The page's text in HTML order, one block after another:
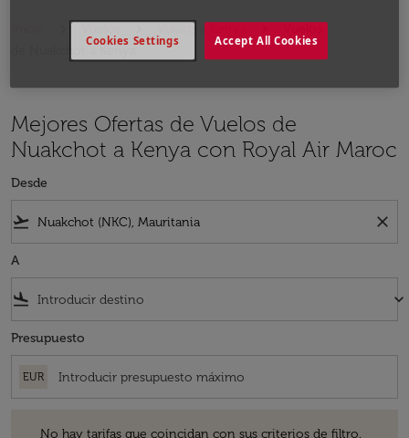
Vuelos a Kenya
Mejores Ofertas de Vuelos de
Nuakchot a Kenya con Royal Air Maroc
Desde
flight_takeoff close
A
flight_land keyboard_arrow_down
Presupuesto
EUR
No hay tarifas que coincidan con sus criterios de filtro.
Accept All Cookies
Cookies Settings